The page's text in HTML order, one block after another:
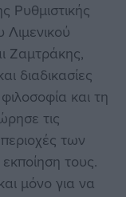
Ρυθμιστικής
Ζαμτράκης,
διαδικασίες
και τη
τις
των
τους.
μόνο για να